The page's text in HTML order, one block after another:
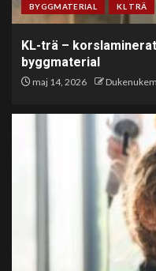
BYGGMATERIAL KL TRÄ
KL-trä –
byggmaterial
maj 14, 2026 Dukenukem